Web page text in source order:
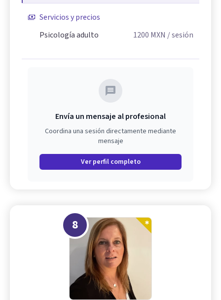
Servicios y precios
Psicología adulto
1200 MXN / sesión
Envía un mensaje al profesional
Coordina una sesión directamente mediante
mensaje
Ver perfil completo
8